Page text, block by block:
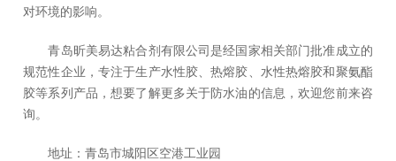
对环境的影响。
青岛昕美易达粘合剂有限公司是经国家相关部门批准成立的
规范性企业，专注于生产水性胶、热熔胶、水性热熔胶和聚氨酯
胶等系列产品，想要了解更多关于防水油的信息，欢迎您前来咨
询。
地址：青岛市城阳区空港工业园